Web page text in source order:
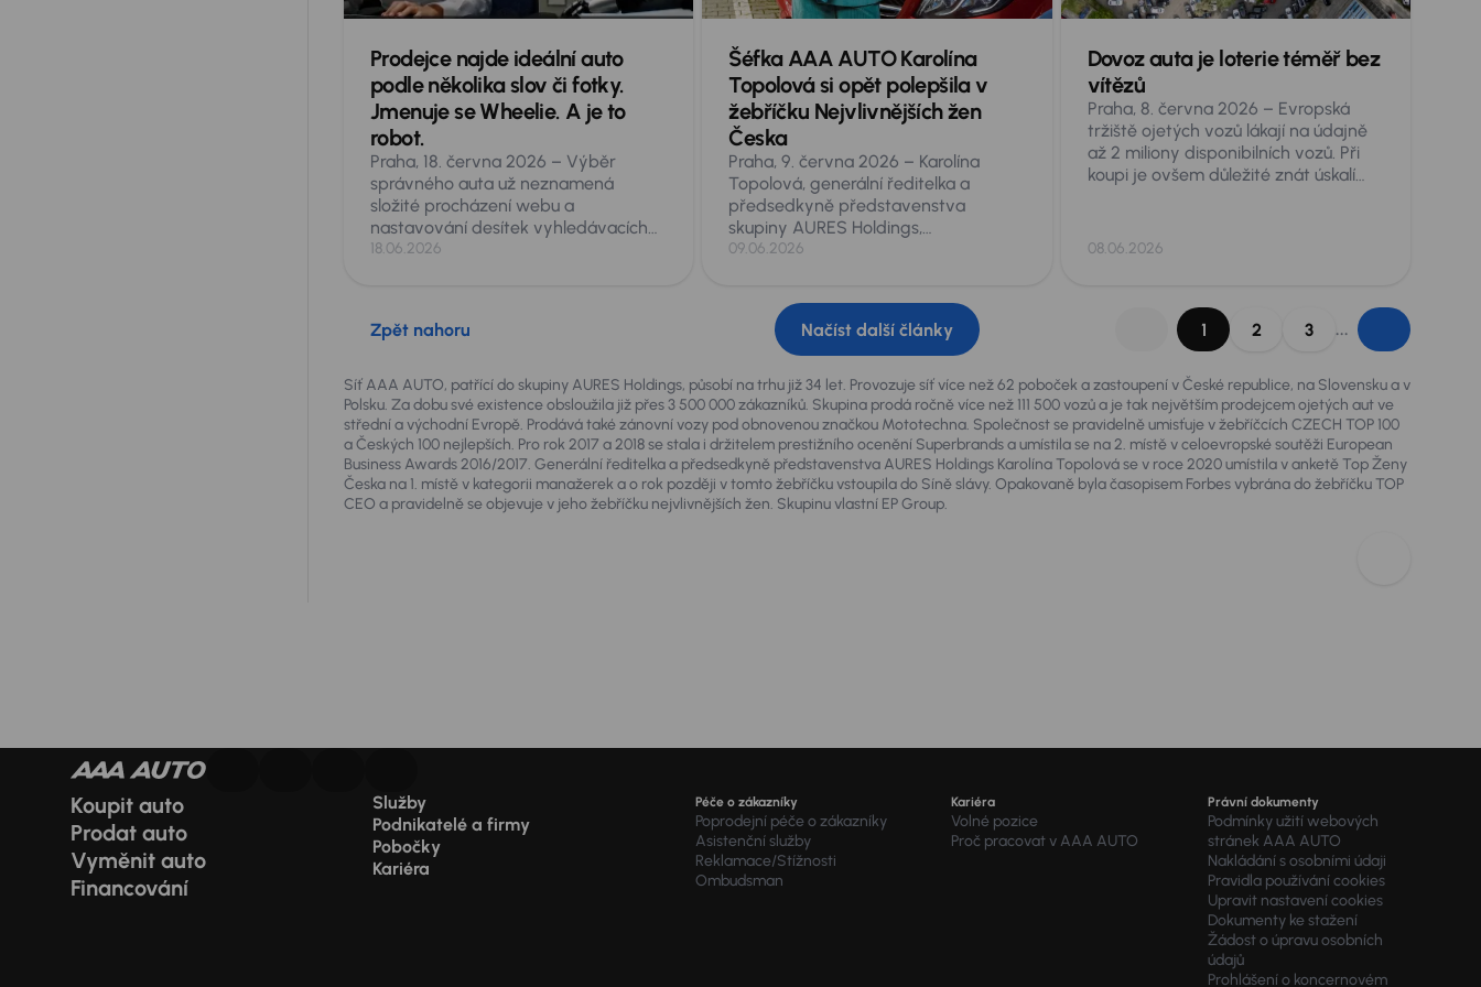
Prodejce najde ideální auto
podle několika slov či fotky.
Jmenuje se Wheelie. A je to
robot.
Praha, 18. června 2026 – Výběr
správného auta už neznamená
složité procházení webu a
nastavování desítek vyhledávacích
filtrů. AURES Holdings, provozovatel
jménem Wheelie, řízeného umělou
specifikující požadavky, nebo klidně
jen fotografie z mobilu či stažená z
internetu. Wheelie pochopí vaše
požadavky stejně jako zkušený
prodejce a z aktuální nabídky vozů
během několika sekund doporučí
nejvhodnější auta.
18.06.2026
Šéfka AAA AUTO Karolína
Topolová si opět polepšila v
žebříčku Nejvlivnějších žen
Česka
Praha, 9. června 2026 – Karolína
Topolová, generální ředitelka a
předsedkyně představenstva
skupiny AURES Holdings,
provozovatele mezinárodní sítě
žebříčku Forbes Nejvlivnější ženy
Česka 2026 umístila na 21. místě ze
200 hodnocených. Jde o její
historicky nejlepší výsledek v tomto
žebříčku, v němž se opakovaně
objevuje již řadu let. Ocenění přichází
po náročném období spojeném s
prodejem skupiny a rekordními
obchodními výsledky.
09.06.2026
Dovoz auta je loterie téměř bez
vítězů
Praha, 8. června 2026 – Evropská
tržiště ojetých vozů lákají na údajně
až 2 miliony disponibilních vozů. Při
koupi je ovšem důležité znát úskalí
Octavia se shodnými parametry věku
Je proto dobré pro zákazníky
„roztřídit“ zkušenosti odborníků a
zopakovat, na co si dát pozor při
dovozech aut.
08.06.2026
Zpět nahoru Načíst další články 1 2 3 ...
Síť AAA AUTO, patřící do skupiny AURES Holdings, působí na trhu již 34 let. Provozuje síť více než 62 poboček a zastoupení v České republice, na Slovensku a v
Polsku. Za dobu své existence obsloužila již přes 3 500 000 zákazníků. Skupina prodá ročně více než 111 500 vozů a je tak největším prodejcem ojetých aut ve
střední a východní Evropě. Prodává také zánovní vozy pod obnovenou značkou Mototechna. Společnost se pravidelně umisťuje v žebříčcích CZECH TOP 100
a Českých 100 nejlepších. Pro rok 2017 a 2018 se stala i držitelem prestižního ocenění Superbrands a umístila se na 2. místě v celoevropské soutěži European
Business Awards 2016/2017. Generální ředitelka a předsedkyně představenstva AURES Holdings Karolína Topolová se v roce 2020 umístila v anketě Top Ženy
Česka na 1. místě v kategorii manažerek a o rok později v tomto žebříčku vstoupila do Síně slávy. Opakovaně byla časopisem Forbes vybrána do žebříčku TOP
CEO a pravidelně se objevuje v jeho žebříčku nejvlivnějších žen. Skupinu vlastní EP Group.
Koupit auto
Prodat auto
Vyměnit auto
Financování
Služby
Podnikatelé a firmy
Pobočky
Kariéra
Péče o zákazníky
Poprodejní péče o zákazníky
Asistenční služby
Reklamace/Stížnosti
Ombudsman
Kariéra
Volné pozice
Proč pracovat v AAA AUTO
Právní dokumenty
Podmínky užití webových
stránek AAA AUTO
Nakládání s osobními údaji
Pravidla používání cookies
Upravit nastavení cookies
Dokumenty ke stažení
Žádost o úpravu osobních
údajů
Prohlášení o koncernovém